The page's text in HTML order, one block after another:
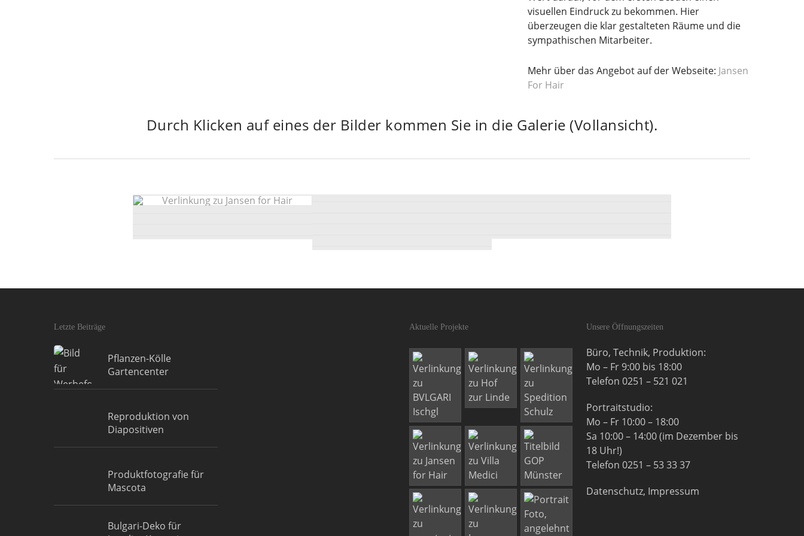
visuellen Eindruck zu bekommen. Hier
überzeugen die klar gestalteten Räume und die
sympathischen Mitarbeiter.
Mehr über das Angebot auf der Webseite: Jansen
For Hair
Durch Klicken auf eines der Bilder kommen Sie in die Galerie (Vollansicht).
Letzte Beiträge
Pflanzen-Kölle
Gartencenter
Reproduktion von
Diapositiven
Produktfotografie für
Mascota
Bulgari-Deko für
Aktuelle Projekte Unsere Öffnungszeiten
Büro, Technik, Produktion:
Mo – Fr 9:00 bis 18:00
Telefon 0251 – 521 021
Portraitstudio:
Mo – Fr 10:00 – 18:00
Sa 10:00 – 14:00 (im Dezember bis
18 Uhr!)
Telefon 0251 – 53 33 37
Datenschutz, Impressum